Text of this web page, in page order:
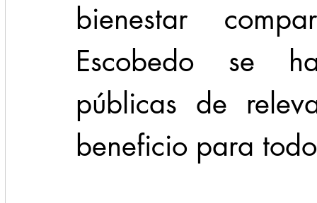
bienestar
Escobedo se
públicas de
beneficio para